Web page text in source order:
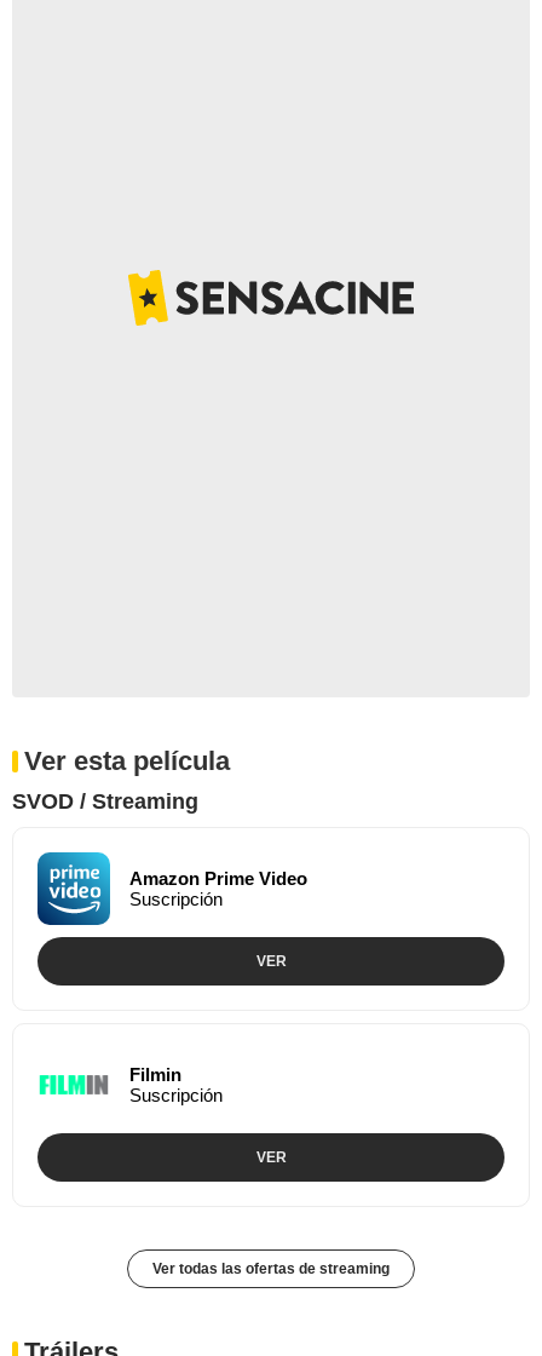
Ver esta película
SVOD / Streaming
Amazon Prime Video
Suscripción
VER
Filmin
Suscripción
VER
Ver todas las ofertas de streaming